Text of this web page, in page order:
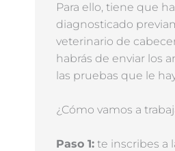
Para ello, tiene que
diagnosticado
veterinario de
habrás de enviar los
las pruebas que le
¿Cómo vamos a
Paso 1: te inscribes a